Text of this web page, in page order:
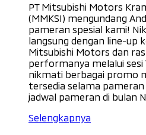
PT Mitsubishi Motors
(MMKSI) mengundang
pameran spesial kami!
langsung dengan line-up
Mitsubishi Motors dan
performanya melalui sesi
nikmati berbagai promo
tersedia selama
jadwal pameran di bulan
Selengkapnya